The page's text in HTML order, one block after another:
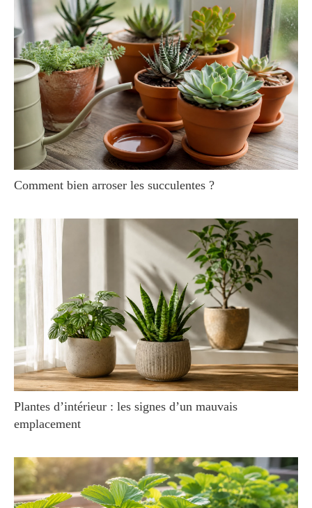
Comment bien arroser les succulentes ?
Plantes d’intérieur : les signes d’un mauvais
emplacement